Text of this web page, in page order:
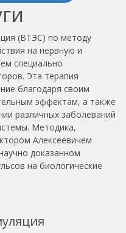
(ВТЭС) по методу
на нервную и
специально
Эта терапия
благодаря своим
эффектам, а также
различных заболеваний
Методика,
Алексеевичем
доказанном
на биологические